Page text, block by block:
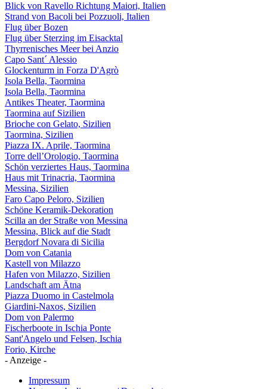
Blick von Ravello Richtung Maiori, Italien
Strand von Bacoli bei Pozzuoli, Italien
Flug über Bozen
Flug über Sterzing im Eisacktal
Thyrrenisches Meer bei Anzio
Capo Sant´ Alessio
Glockenturm in Forza D'Agrò
Isola Bella, Taormina
Isola Bella, Taormina
Antikes Theater, Taormina
Taormina auf Sizilien
Brioche con Gelato, Sizilien
Taormina, Sizilien
Piazza IX. Aprile, Taormina
Torre dell’Orologio, Taormina
Schön verziertes Haus, Taormina
Haus mit Trinacria, Taormina
Messina, Sizilien
Faro Capo Peloro, Sizilien
Schöne Keramik-Dekoration
Scilla an der Straße von Messina
Messina, Blick auf die Stadt
Bergdorf Novara di Sicilia
Dom von Catania
Kastell von Milazzo
Hafen von Milazzo, Sizilien
Landschaft am Ätna
Piazza Duomo in Castelmola
Giardini-Naxos, Sizilien
Dom von Palermo
Fischerboote in Ischia Ponte
Sant'Angelo und Felsen, Ischia
Forio, Kirche
- Anzeige -
Impressum